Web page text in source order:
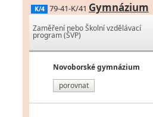
K/4 79-41-K/41 Gymnázium
Zaměření nebo Školní vzdělávací
program (ŠVP)
Novoborské gymnázium
porovnat